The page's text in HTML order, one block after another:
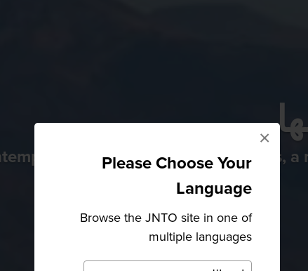
Please Choose Your
Language
Browse the JNTO site in one of
multiple languages
×
art, skiing, snow monsters,